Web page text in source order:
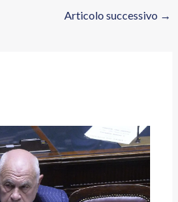
Articolo successivo →